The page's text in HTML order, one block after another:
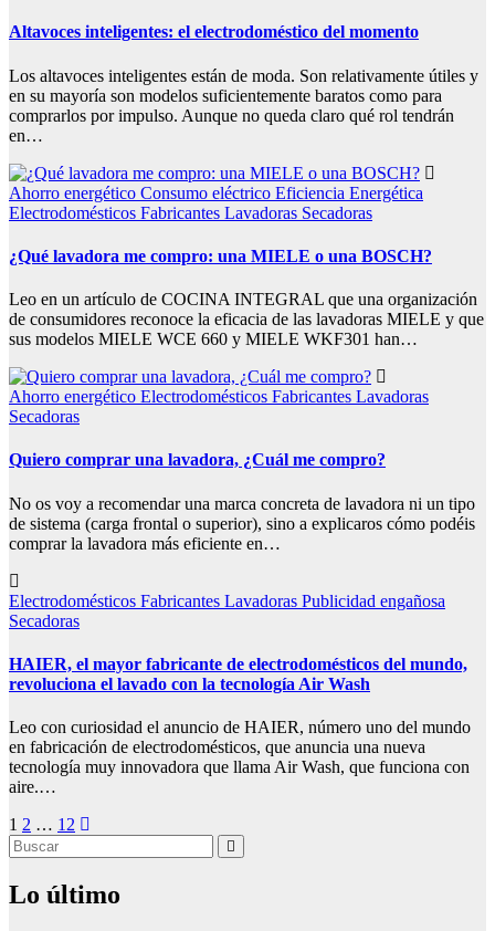
Altavoces inteligentes: el electrodoméstico del momento
Los altavoces inteligentes están de moda. Son relativamente útiles y
en su mayoría son modelos suficientemente baratos como para
comprarlos por impulso. Aunque no queda claro qué rol tendrán
en…
Ahorro energético Consumo eléctrico Eficiencia Energética
Electrodomésticos Fabricantes Lavadoras Secadoras
¿Qué lavadora me compro: una MIELE o una BOSCH?
Leo en un artículo de COCINA INTEGRAL que una organización
de consumidores reconoce la eficacia de las lavadoras MIELE y que
sus modelos MIELE WCE 660 y MIELE WKF301 han…
Ahorro energético Electrodomésticos Fabricantes Lavadoras
Secadoras
Quiero comprar una lavadora, ¿Cuál me compro?
No os voy a recomendar una marca concreta de lavadora ni un tipo
de sistema (carga frontal o superior), sino a explicaros cómo podéis
comprar la lavadora más eficiente en…
Electrodomésticos Fabricantes Lavadoras Publicidad engañosa
Secadoras
HAIER, el mayor fabricante de electrodomésticos del mundo,
revoluciona el lavado con la tecnología Air Wash
Leo con curiosidad el anuncio de HAIER, número uno del mundo
en fabricación de electrodomésticos, que anuncia una nueva
tecnología muy innovadora que llama Air Wash, que funciona con
aire.…
Paginación
de
entradas
1 2 … 12
Lo último